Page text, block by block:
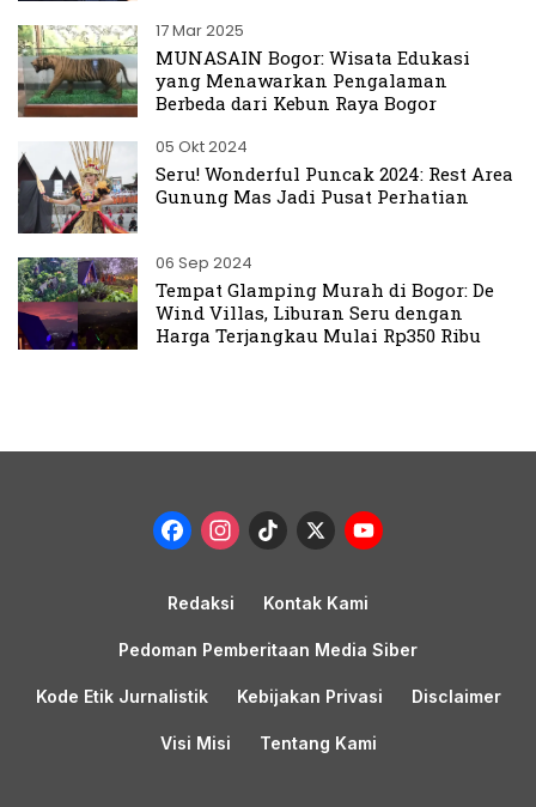
17 Mar 2025
MUNASAIN Bogor: Wisata Edukasi
yang Menawarkan Pengalaman
Berbeda dari Kebun Raya Bogor
05 Okt 2024
Seru! Wonderful Puncak 2024: Rest Area
Gunung Mas Jadi Pusat Perhatian
06 Sep 2024
Tempat Glamping Murah di Bogor: De
Wind Villas, Liburan Seru dengan
Harga Terjangkau Mulai Rp350 Ribu
Facebook
Instagram
TikTok
X
Redaksi Kontak Kami
Pedoman Pemberitaan Media Siber
Kode Etik Jurnalistik Kebijakan Privasi Disclaimer
Visi Misi Tentang Kami